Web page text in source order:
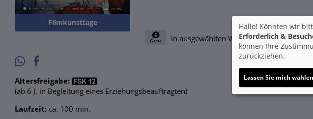
Filmkunsttage
in ausgewählten Vorstellungen
Altersfreigabe:
(ab 6 J. in Begleitung eines Erziehungsbeauftragten)
Laufzeit: ca. 100 min.
Hallo! Könnten wir
Erforderlich &
können Ihre
zurückziehen.
Lassen Sie mich wählen